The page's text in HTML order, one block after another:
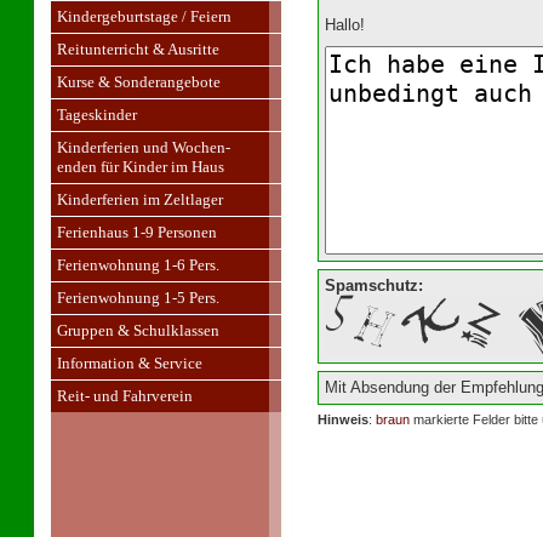
Kindergeburtstage / Feiern
Reitunterricht & Ausritte
Kurse & Sonderangebote
Tageskinder
Kinderferien und Wochen-
enden für Kinder im Haus
Kinderferien im Zeltlager
Ferienhaus 1-9 Personen
Ferienwohnung 1-6 Pers.
Ferienwohnung 1-5 Pers.
Gruppen & Schulklassen
Information & Service
Reit- und Fahrverein
Hallo!
Spamschutz:
Mit Absendung der
Hinweis: braun markierte Felder bitte